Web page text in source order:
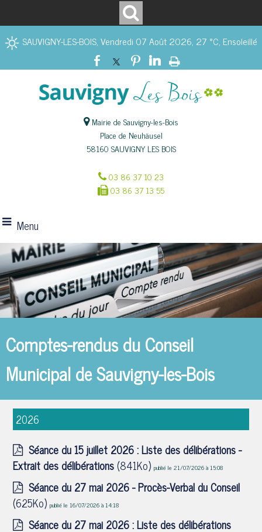
SAUVIGNY-LES-BOIS, Vendredi 07 Août 2026, 27 °C, Ensoleillé
Mairie de Sauvigny-les-Bois
Place de Neuhäusel
58160 SAUVIGNY LES BOIS
03 86 37 10 23
03 86 37 13 55
Menu
Comptes-rendus du Conseil
Municipal de Sauvigny-les-Bois
2026
Séance du 15 juillet 2026 : Liste des délibérations -
Extrait des délibérations(841Ko)publié le 21/07/2026 à 15:08
Séance du 27 mai 2026 - Procès-Verbal du Conseil
(625Ko)publié le 16/07/2026 à 14:18
Séance du 27 mai 2026 : Liste des délibérations